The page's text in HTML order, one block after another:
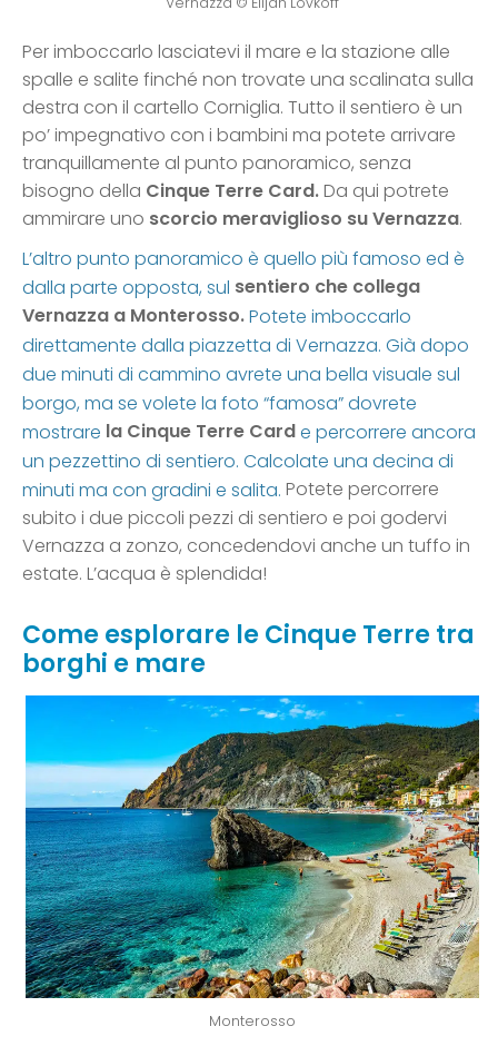
Per imboccarlo lasciatevi il mare e la stazione alle
spalle e salite finché non trovate una scalinata sulla
destra con il cartello Corniglia. Tutto il sentiero è un
po’ impegnativo con i bambini ma potete arrivare
tranquillamente al punto panoramico, senza
bisogno della Cinque Terre Card.Da qui potrete
ammirare uno scorcio meraviglioso su Vernazza.
L’altro punto panoramico è quello più famoso ed è
dalla parte opposta, sul sentiero che collega
Vernazza a Monterosso.Potete imboccarlo
direttamente dalla piazzetta di Vernazza. Già dopo
due minuti di cammino avrete una bella visuale sul
borgo, ma se volete la foto “famosa” dovrete
mostrare la Cinque Terre Carde percorrere ancora
un pezzettino di sentiero. Calcolate una decina di
minuti ma con gradini e salita. Potete percorrere
subito i due piccoli pezzi di sentiero e poi godervi
Vernazza a zonzo, concedendovi anche un tuffo in
estate. L’acqua è splendida!
Come esplorare le Cinque Terre tra
borghi e mare
Monterosso